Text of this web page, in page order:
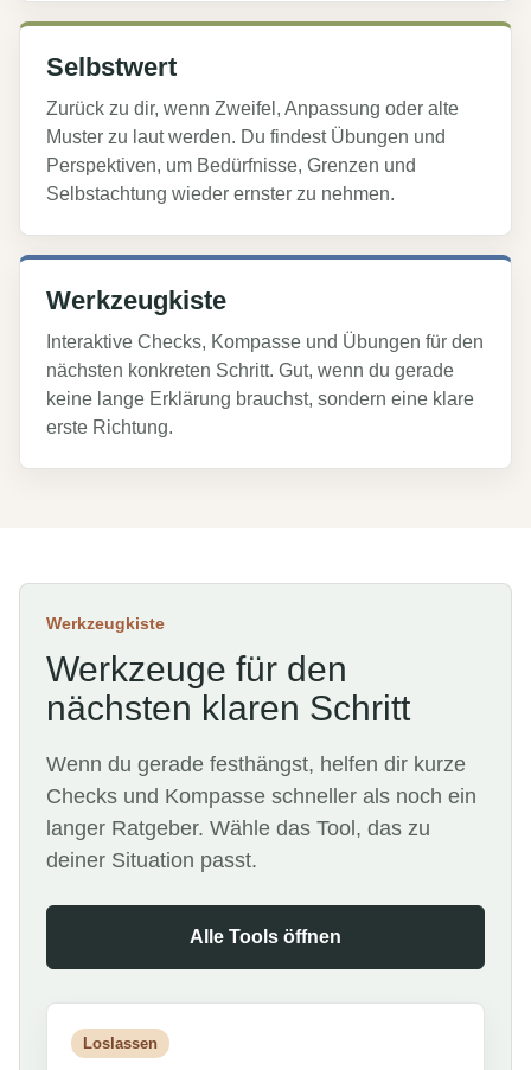
Selbstwert
Zurück zu dir, wenn Zweifel, Anpassung oder alte
Muster zu laut werden. Du findest Übungen und
Perspektiven, um Bedürfnisse, Grenzen und
Selbstachtung wieder ernster zu nehmen.
Werkzeugkiste
Interaktive Checks, Kompasse und Übungen für den
nächsten konkreten Schritt. Gut, wenn du gerade
keine lange Erklärung brauchst, sondern eine klare
erste Richtung.
Werkzeugkiste
Werkzeuge für den
nächsten klaren Schritt
Wenn du gerade festhängst, helfen dir kurze
Checks und Kompasse schneller als noch ein
langer Ratgeber. Wähle das Tool, das zu
deiner Situation passt.
Alle Tools öffnen
Loslassen